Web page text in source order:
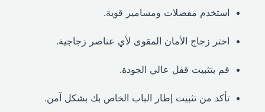
استخدم مفصلات ومسامير قوية.
اختر زجاج الأمان المقوى لأي عناصر زجاجية.
قم بتثبيت قفل عالي الجودة.
تأكد من تثبيت إطار الباب الخاص بك بشكل آمن.